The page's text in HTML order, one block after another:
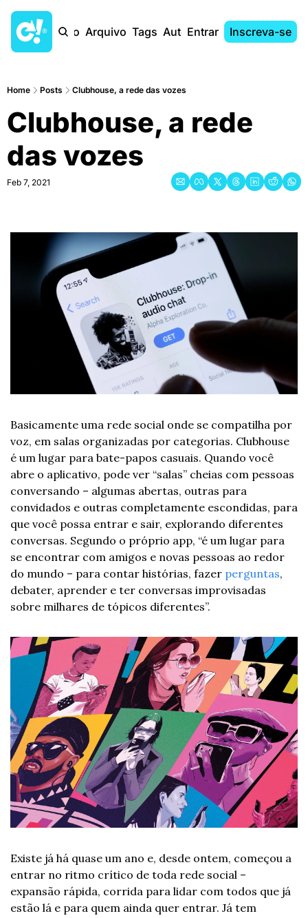
Início Arquivo Tags AutoresEntrar Inscreva-se
Home Posts Clubhouse, a rede das vozes
Clubhouse, a rede
das vozes
Feb 7, 2021
Basicamente uma rede social onde se compatilha por
voz, em salas organizadas por categorias. Clubhouse
é um lugar para bate-papos casuais. Quando você
abre o aplicativo, pode ver “salas” cheias com pessoas
conversando – algumas abertas, outras para
convidados e outras completamente escondidas, para
que você possa entrar e sair, explorando diferentes
conversas. Segundo o próprio app, “é um lugar para
se encontrar com amigos e novas pessoas ao redor
do mundo – para contar histórias, fazer perguntas,
debater, aprender e ter conversas improvisadas
sobre milhares de tópicos diferentes”.
Existe já há quase um ano e, desde ontem, começou a
entrar no ritmo crítico de toda rede social –
expansão rápida, corrida para lidar com todos que já
estão lá e para quem ainda quer entrar. Já tem